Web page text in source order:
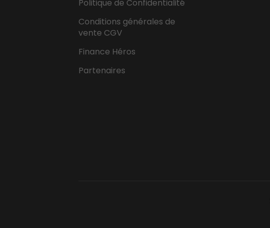
Politique de Confidentialité
Conditions générales de
vente CGV
Finance Héros
Partenaires